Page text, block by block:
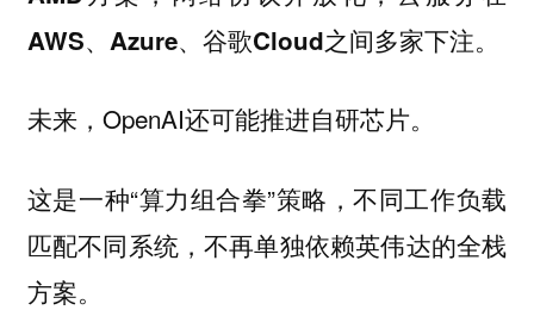
AWS、Azure、谷歌Cloud之间多家下注。
未来，OpenAI还可能推进自研芯片。
这是一种“算力组合拳”策略，不同工作负载
匹配不同系统，不再单独依赖英伟达的全栈
方案。